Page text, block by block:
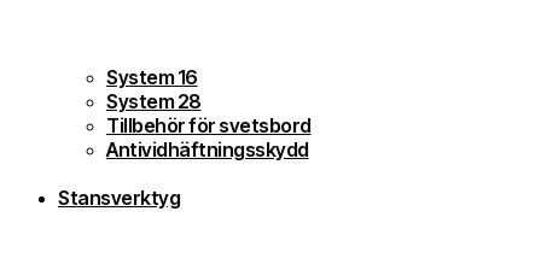
System 16
System 28
Tillbehör för svetsbord
Antividhäftningsskydd
Stansverktyg